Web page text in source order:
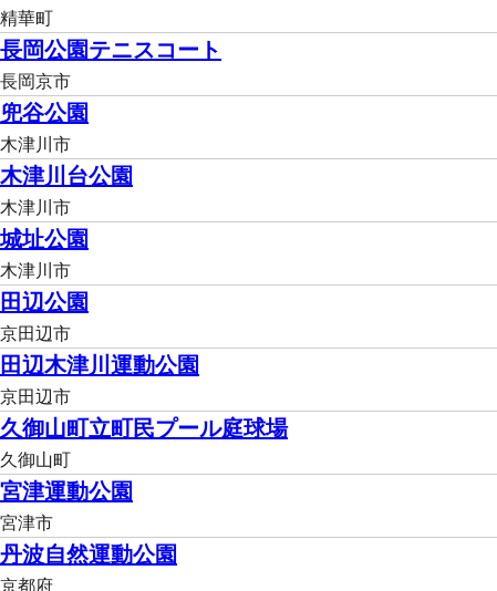
精華町
長岡公園テニスコート
長岡京市
兜谷公園
木津川市
木津川台公園
木津川市
城址公園
木津川市
田辺公園
京田辺市
田辺木津川運動公園
京田辺市
久御山町立町民プール庭球場
久御山町
宮津運動公園
宮津市
丹波自然運動公園
京都府